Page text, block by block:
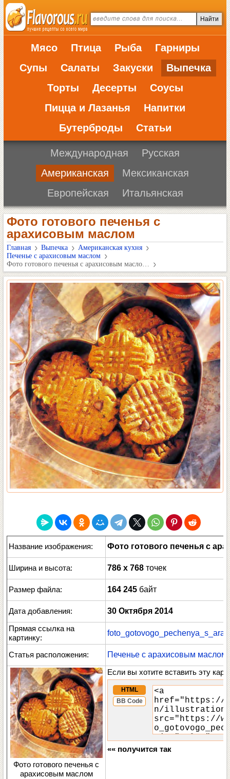
Мясо Птица Рыба
Гарниры
Супы
Салаты Закуски
Выпечка
Торты
Десерты
Соусы
Пицца и Лазанья
Напитки
Бутерброды
Статьи
Международная
Русская
Американская
Мексиканская
Европейская
Итальянская
Фото готового печенья с
арахисовым маслом
Главная Выпечка
Американская кухня
Печенье с арахисовым маслом
Фото готового печенья с арахисовым масло…
Название изображения: Фото готового печенья с
Ширина и высота: 786 x 768 точек
Размер файла: 164 245 байт
Дата добавления:
30 Октября 2014
Прямая ссылка на
картинку:
Статья расположения: Печенье с арахисовым маслом
Фото готового печенья с
арахисовым маслом
Если вы хотите вставить эту
HTML
BB Code
«« получится так